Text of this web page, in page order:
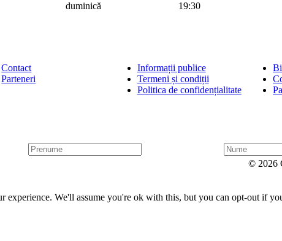
duminică 19:30
Contact
Parteneri
Informații publice
Termeni și condiții
Politica de confidențialitate
P
r
u
m
N
u
© 2026
experience. We'll assume you're ok with this, but you can opt-out if